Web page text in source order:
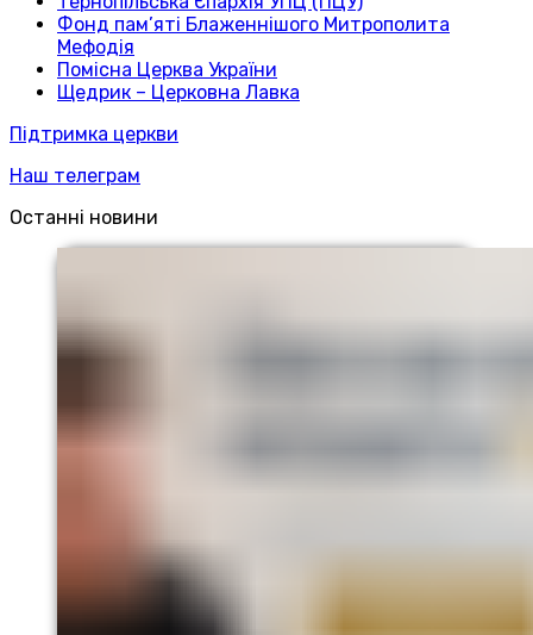
Фонд пам’яті Блаженнішого Митрополита
Мефодія
Помісна Церква України
Щедрик – Церковна Лавка
Підтримка церкви
Наш телеграм
Останні новини